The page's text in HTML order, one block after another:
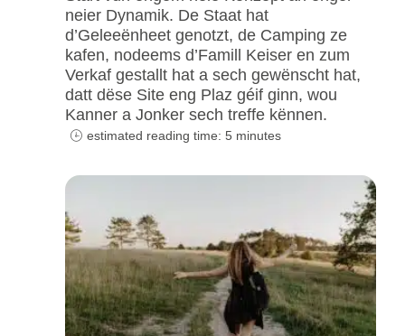
neier Dynamik. De Staat hat
d’Geleeënheet genotzt, de Camping ze
kafen, nodeems d’Famill Keiser en zum
Verkaf gestallt hat a sech gewënscht hat,
datt dëse Site eng Plaz géif ginn, wou
Kanner a Jonker sech treffe kënnen.
estimated reading time: 5 minutes